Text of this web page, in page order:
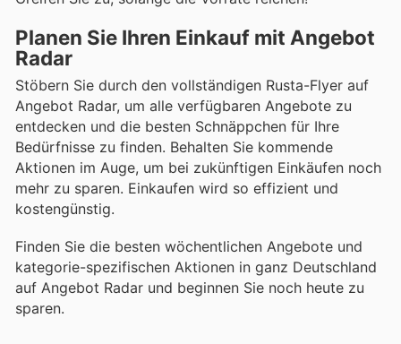
Planen Sie Ihren Einkauf mit Angebot
Radar
Stöbern Sie durch den vollständigen Rusta-Flyer auf
Angebot Radar, um alle verfügbaren Angebote zu
entdecken und die besten Schnäppchen für Ihre
Bedürfnisse zu finden. Behalten Sie kommende
Aktionen im Auge, um bei zukünftigen Einkäufen noch
mehr zu sparen. Einkaufen wird so effizient und
kostengünstig.
Finden Sie die besten wöchentlichen Angebote und
kategorie-spezifischen Aktionen in ganz Deutschland
auf Angebot Radar und beginnen Sie noch heute zu
sparen.